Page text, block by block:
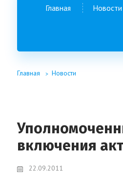
Главная Новости
Главная Новости
включения
22.09.2011